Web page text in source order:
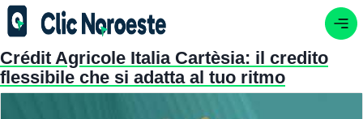
Crédit Agricole Italia Cartèsia: il credito
flessibile che si adatta al tuo ritmo